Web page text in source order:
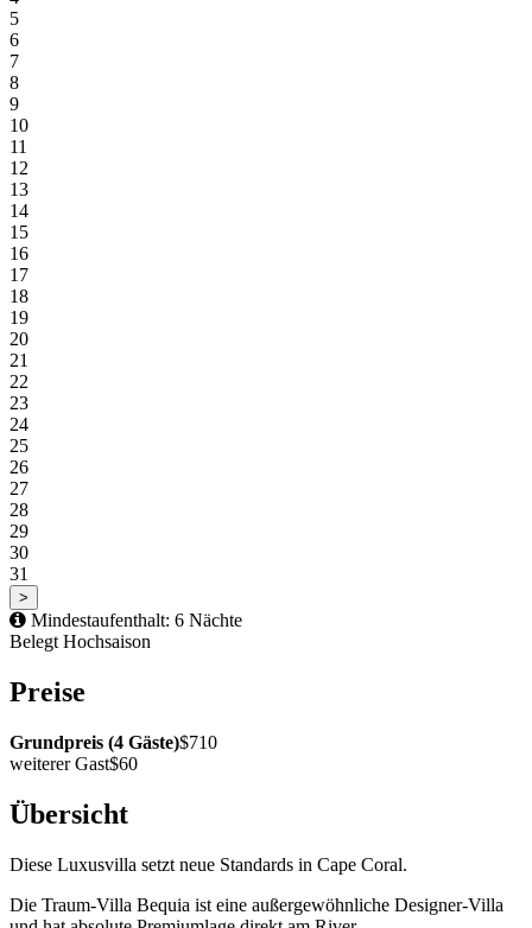
5
6
7
8
9
10
11
12
13
14
15
16
17
18
19
20
21
22
23
24
25
26
27
28
29
30
31
>
Mindestaufenthalt: 6 Nächte
Belegt Hochsaison
Preise
Grundpreis (4 Gäste)$710
weiterer Gast$60
Übersicht
Diese Luxusvilla setzt neue Standards in Cape Coral.
Die Traum-Villa Bequia ist eine außergewöhnliche Designer-Villa